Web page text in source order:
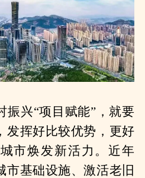
振兴“项目赋能”，就要
发挥好比较优势，更好
市焕发新活力。近年
市基础设施、激活老旧